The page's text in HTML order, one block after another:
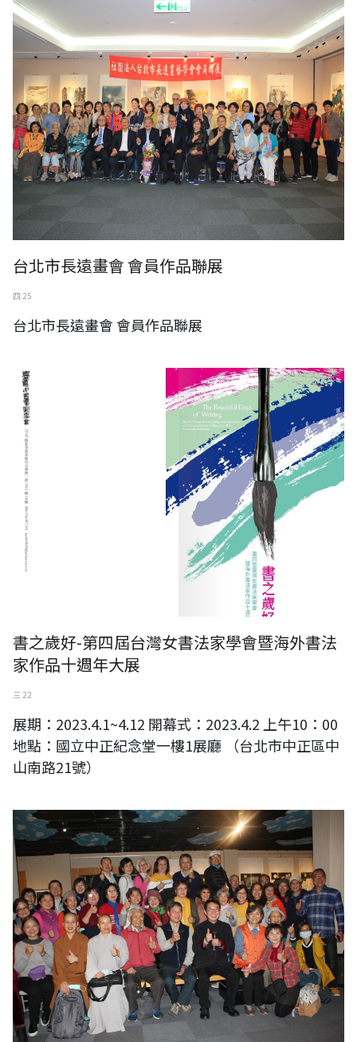
台北市長遠畫會 會員作品聯展
四 25
台北市長遠畫會 會員作品聯展
書之歲好-第四屆台灣女書法家學會暨海外書法家作品十週年大展
書之歲好-第四屆台灣女書法家學會暨海外書法
家作品十週年大展
三 22
展期：2023.4.1~4.12 開幕式：2023.4.2 上午10：00
地點：國立中正紀念堂一樓1展廳 （台北市中正區中
山南路21號）
2023 崇山•太魯閣—白宗仁水墨畫展